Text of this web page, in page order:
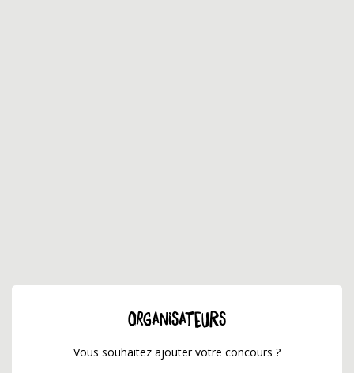
ORGANISATEURS
Vous souhaitez ajouter votre concours ?